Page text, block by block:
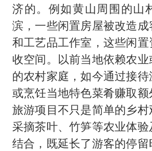
济的。例如黄山周围的山
滨，一些闲置房屋被改造
和工艺品工作室，这些闲
收空间。以前当地依赖农
的农村家庭，如今通过接
或烹饪当地特色菜肴赚取
旅游项目不只是简单的乡
采摘茶叶、竹笋等农业体
结合，既延长了游客的停